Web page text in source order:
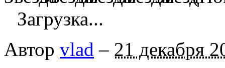
Загрузка...
Автор vlad – 21 декабря